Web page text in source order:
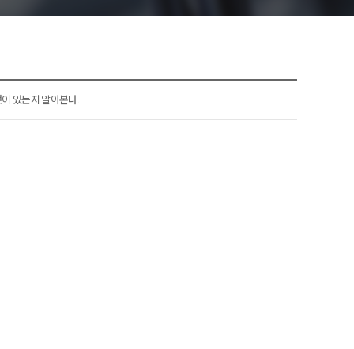
있는지 알아본다.